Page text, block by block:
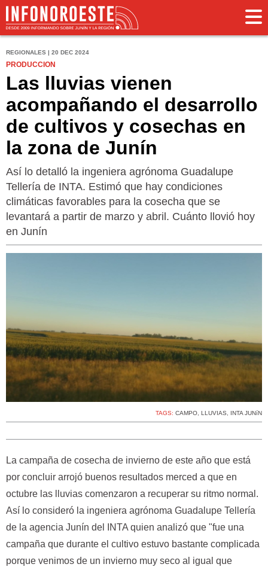
REGIONALES | 20 DEC 2024
PRODUCCION
Las lluvias vienen
acompañando el desarrollo
de cultivos y cosechas en
la zona de Junín
Así lo detalló la ingeniera agrónoma Guadalupe
Tellería de INTA. Estimó que hay condiciones
climáticas favorables para la cosecha que se
levantará a partir de marzo y abril. Cuánto llovió hoy
en Junín
TAGS: CAMPO, LLUVIAS, INTA JUNíN
La campaña de cosecha de invierno de este año que está
por concluir arrojó buenos resultados merced a que en
octubre las lluvias comenzaron a recuperar su ritmo normal.
Así lo consideró la ingeniera agrónoma Guadalupe Tellería
de la agencia Junín del INTA quien analizó que "fue una
campaña que durante el cultivo estuvo bastante complicada
porque venimos de un invierno muy seco al igual que